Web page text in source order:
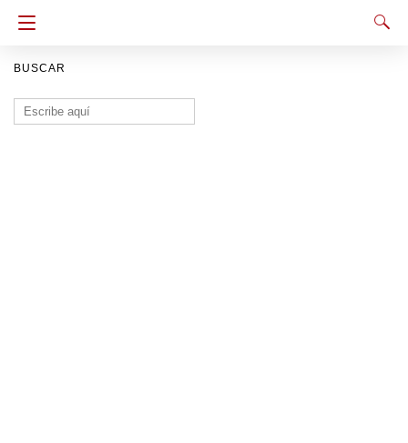
BUSCAR
Buscar: